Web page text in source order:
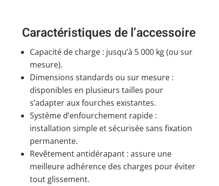
Caractéristiques de l’accessoire
Capacité de charge : jusqu’à 5 000 kg (ou sur
mesure).
Dimensions standards ou sur mesure :
disponibles en plusieurs tailles pour
s’adapter aux fourches existantes.
Système d’enfourchement rapide :
installation simple et sécurisée sans fixation
permanente.
Revêtement antidérapant : assure une
meilleure adhérence des charges pour éviter
tout glissement.